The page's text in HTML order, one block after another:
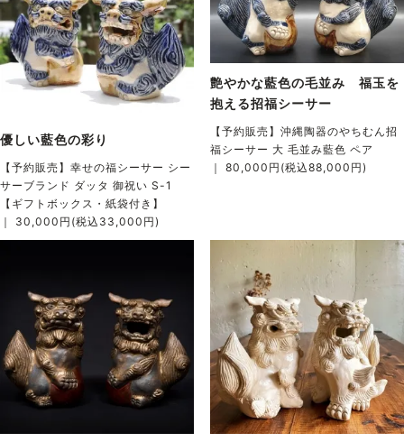
優しい藍色の彩り
【予約販売】幸せの福シーサー シー
サーブランド ダッタ 御祝い S-1
【ギフトボックス・紙袋付き】
｜ 30,000円(税込33,000円)
艶やかな藍色の毛並み 福玉を
抱える招福シーサー
【予約販売】沖縄陶器のやちむん招
福シーサー 大 毛並み藍色 ペア
｜ 80,000円(税込88,000円)